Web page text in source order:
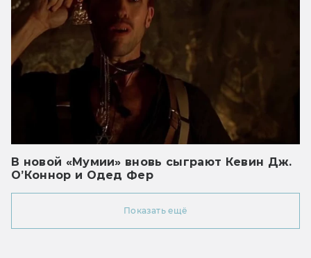
В новой «Мумии» вновь сыграют Кевин Дж.
О’Коннор и Одед Фер
Показать ещё